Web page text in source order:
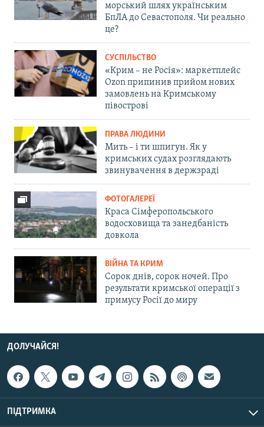
морський шлях українським
БпЛА до Севастополя. Чи реально
це?
СУСПІЛЬСТВО
«Крим – не Росія»: маркетплейс
Ozon припинив прийом нових
замовлень на Кримському
півострові
ПРАВА ЛЮДИНИ
Мить – і ти шпигун. Як у
кримських судах розглядають
звинувачення в держзраді
ФОТОГАЛЕРЕЇ
Краса Сімферопольського
водосховища та занедбаність
довкола
ВІЙНА ТА КРИМ
Сорок днів, сорок ночей. Про
результати кримської операції з
примусу Росії до миру
ДОЛУЧАЙСЯ!
ПІДТРИМКА